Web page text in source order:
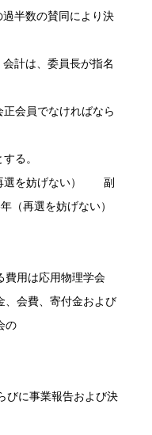
半数の賛同により決
計は、委員長が指名
会員でなければなら
る。
妨げない） 副
再選を妨げない）
費用は応用物理学会
、会費、寄付金および
の
びに事業報告および決